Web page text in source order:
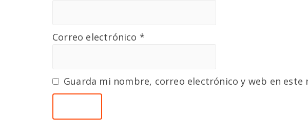
Correo electrónico *
Guarda mi nombre, correo electrónico y web en